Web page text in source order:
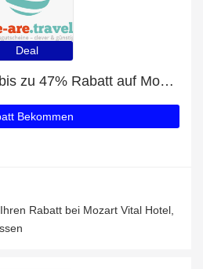
Deal
Produktangebote – bis zu 47% Rabatt auf Mozart Vital Hotel
Bekommen
Rabatt bei Mozart Vital Hotel,